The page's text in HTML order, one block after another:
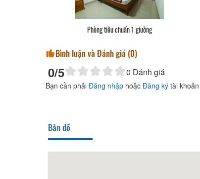
Phòng tiêu chuẩn 1 giường
Bình luận và Đánh giá (0)
0/5 0 Đánh giá
Bạn cần phải Đăng nhập hoặc Đăng ký tài
Bản đồ